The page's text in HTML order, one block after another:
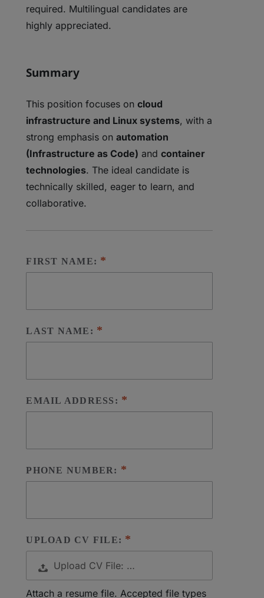
required. Multilingual candidates are
highly appreciated.
Summary
This position focuses oncloud
infrastructure and Linux systems, with a
strong emphasis onautomation
(Infrastructure as Code) andcontainer
technologies. The ideal candidate is
technically skilled, eager to learn, and
collaborative.
FIRST NAME:
LAST NAME:
EMAIL ADDRESS:
PHONE NUMBER:
UPLOAD CV FILE:
Upload CV File: …
Attach a resume file. Accepted file types